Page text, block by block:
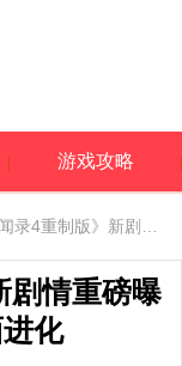
游戏攻略
新剧情重磅曝光！系统实现全面进化
剧情重磅曝
化